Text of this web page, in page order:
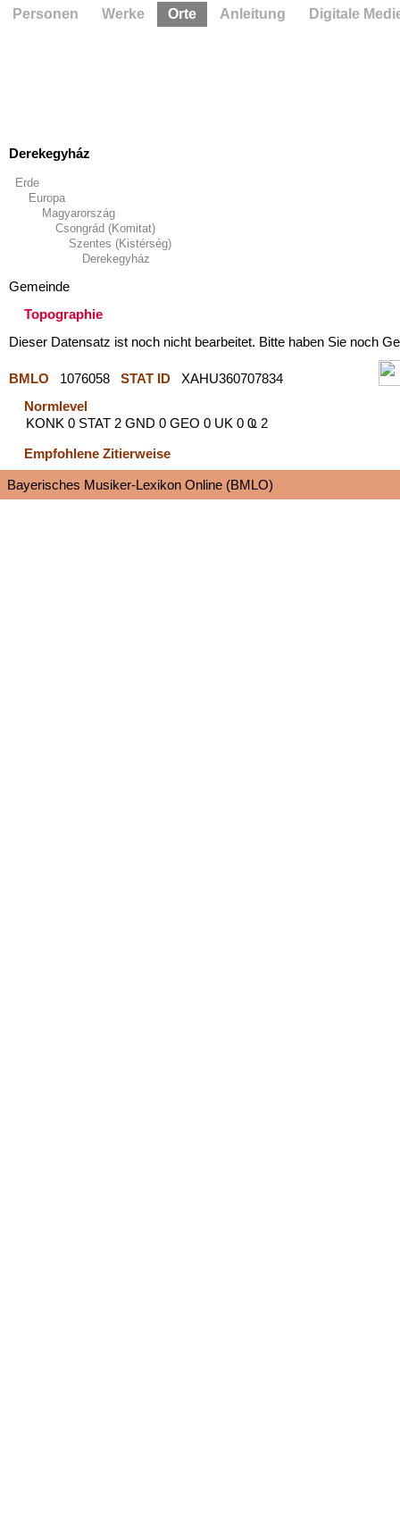
Derekegyház
Erde
Europa
Magyarország
Csongrád (Komitat)
Szentes (Kistérség)
Derekegyház
Gemeinde
Topographie
Dieser Datensatz ist noch nicht bearbeitet. Bitte haben Sie noch
BMLO 1076058 STAT ID
XAHU360707834
Normlevel
KONK 0 STAT 2 GND 0 GEO 0 UK 0 Ҩ 2
Empfohlene Zitierweise
Bayerisches Musiker-Lexikon Online (BMLO)
Personen Werke Orte Anleitung Digitale